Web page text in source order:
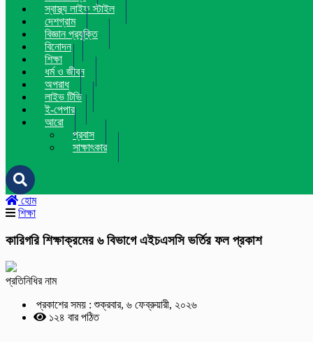
স্বাস্থ্য লাইফ স্টাইল
দেশগ্রাম
বিজ্ঞান প্রযুক্তি
বিনোদন
শিক্ষা
ধর্ম ও জীবন
অপরাধ
লাইভ টিভি
ই-পেপার
আরো
প্রবাস
সাক্ষাৎকার
হোম
শিক্ষা
কারিগরি শিক্ষাক্রমের ৬ বিভাগে এইচএসসি ভর্তির ফল প্রকাশ
প্রতিনিধির নাম
প্রকাশের সময় : শুক্রবার, ৬ ফেব্রুয়ারী, ২০২৬
১২৪ বার পঠিত